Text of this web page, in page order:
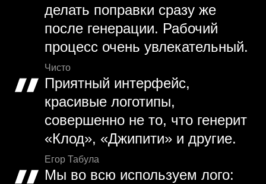
делать поправки сразу же
после генерации. Рабочий
процесс очень увлекательный.
Чисто
Приятный интерфейс,
красивые логотипы,
совершенно не то, что генерит
«Клод», «Джипити» и другие.
Егор Табула
Мы во всю используем лого: